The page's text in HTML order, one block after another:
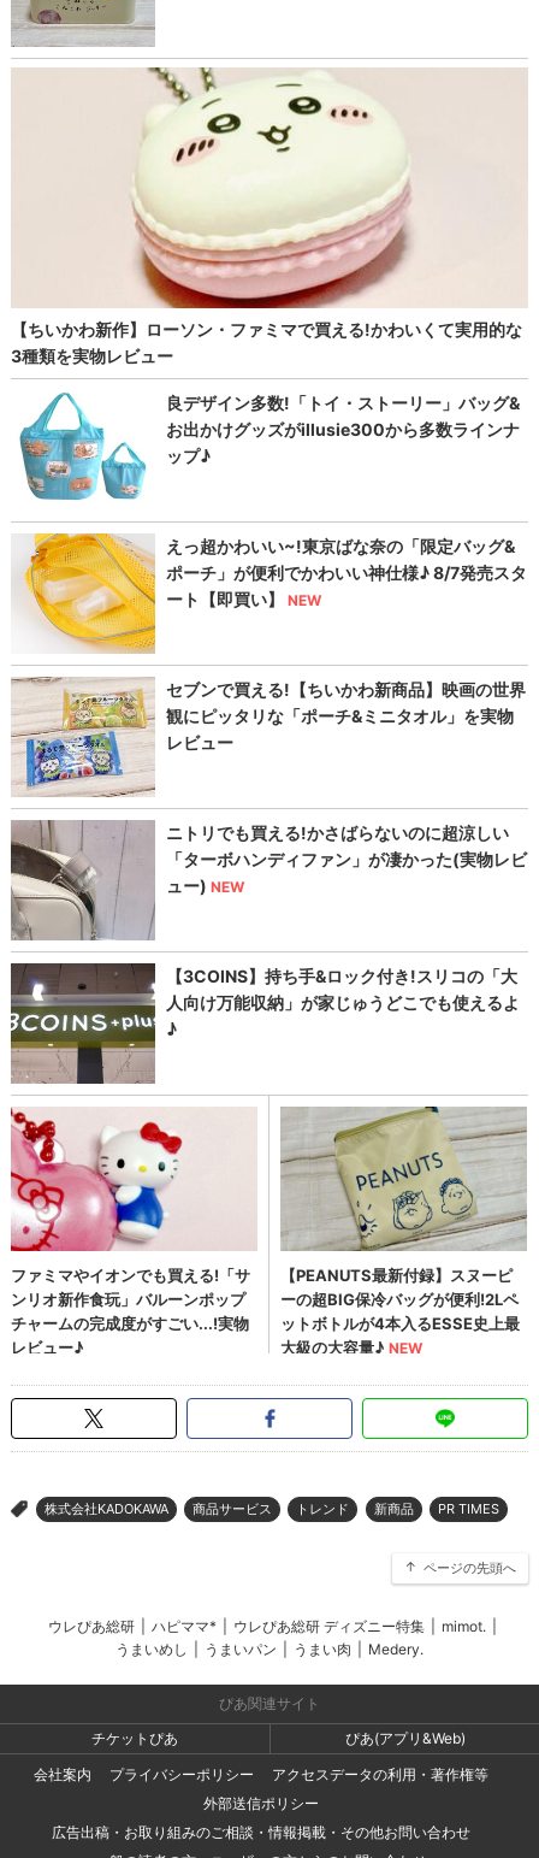
> 株式会社KADOKAWA 商品サービス トレンド 新商品 PR TIMES
ページの先頭へ
ウレぴあ総研 ハピママ* ウレぴあ総研 ディズニー特集 mimot.
うまいめし
うまいパン うまい肉 Medery.
ぴあ関連サイト
チケットぴあ
ぴあ(アプリ&Web)
会社案内
プライバシーポリシー
アクセスデータの利用・著作権等
外部送信ポリシー
広告出稿・お取り組みのご相談・情報掲載・その他お問い合わせ